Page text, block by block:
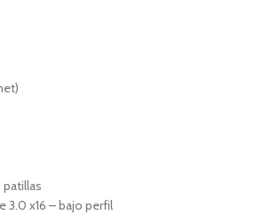
patillas
3.0 x16 – bajo perfil